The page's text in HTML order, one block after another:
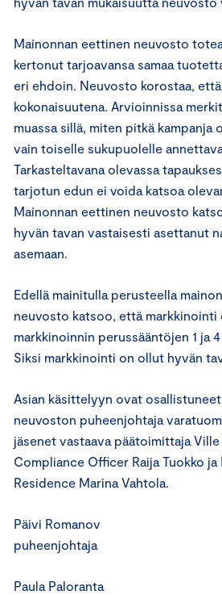
Mainonnan eettinen neuvosto
kertonut tarjoavansa samaa
eri ehdoin. Neuvosto korostaa,
kokonaisuutena. Arvioinnissa
muassa sillä, miten pitkä kampanja
vain toiselle sukupuolelle
Tarkasteltavana olevassa
tarjotun edun ei voida katsoa
Mainonnan eettinen neuvosto
hyvän tavan vastaisesti asettanut
asemaan.
Edellä mainitulla perusteella
neuvosto katsoo, että markkinointi
markkinoinnin perussääntöjen 1 ja
Siksi markkinointi on ollut hyvän
Asian käsittelyyn ovat
neuvoston puheenjohtaja
jäsenet vastaava päätoimittaja
Compliance Officer Raija Tuokko ja
Residence Marina Vahtola.
Päivi Romanov
puheenjohtaja
Paula Paloranta